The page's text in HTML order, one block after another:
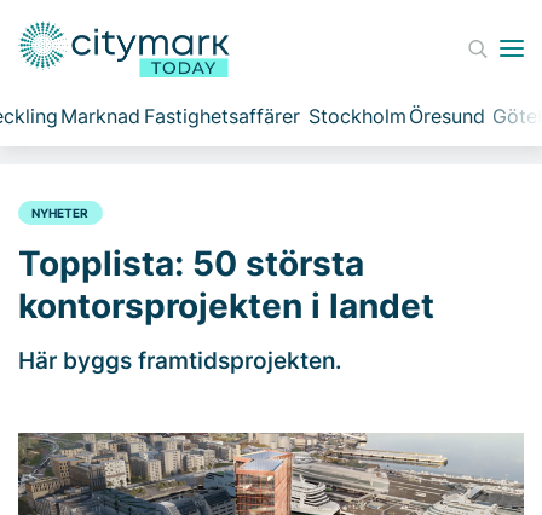
Marknad Fastighetsaffärer Stockholm Öresund
NYHETER
Topplista: 50 största
kontorsprojekten i landet
Här byggs framtidsprojekten.